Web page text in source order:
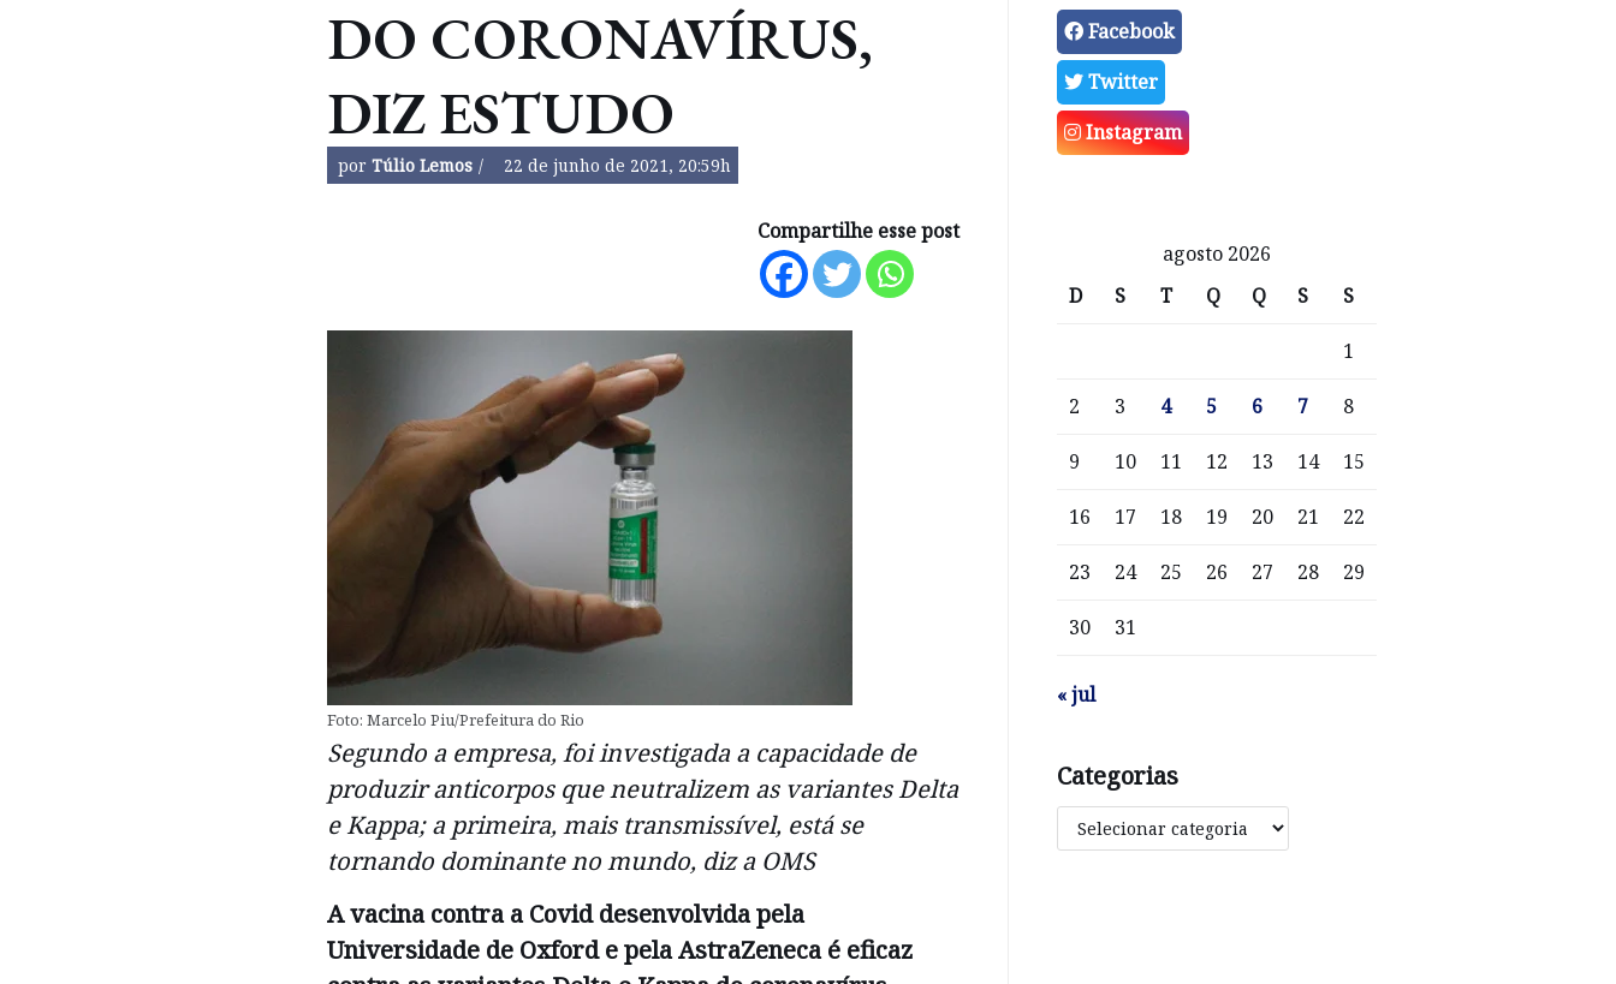
DO CORONAVÍRUS,
DIZ ESTUDO
por Túlio Lemos 22 de junho de 2021, 20:59h
Compartilhe esse post
Foto: Marcelo Piu/Prefeitura do Rio
Segundo a empresa, foi investigada a capacidade de
produzir anticorpos que neutralizem as variantes Delta
e Kappa; a primeira, mais transmissível, está se
tornando dominante no mundo, diz a OMS
A vacina contra a Covid desenvolvida pela
Universidade de Oxford e pela AstraZeneca é eficaz
Facebook
Twitter
Instagram
agosto 2026
D
S T Q Q S S
1
2 3 4 5 6 7 8
9 10 11 12 13 14 15
16 17 18 19 20 21 22
23 24 25 26 27 28 29
30 31
« jul
Categorias